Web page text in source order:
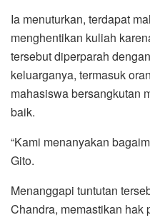
Ia menuturkan, terdapat
menghentikan kuliah
tersebut diperparah
keluarganya, termasuk
mahasiswa bersangkutan
baik.
“Kami menanyakan
Gito.
Menanggapi tuntutan
Chandra, memastikan hak